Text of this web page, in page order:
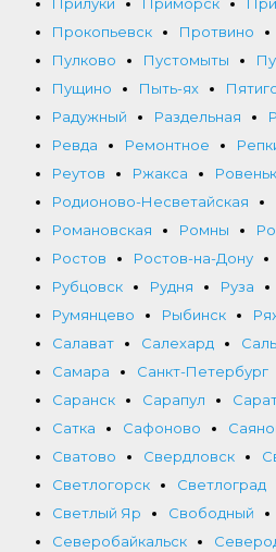
Прокопьевск
Протвино
Пулково
Пустомыты
Пущино
Пыть-ях
Радужный
Раздельная
Ревда
Ремонтное
Реутов
Ржакса
Родионово-Несветайская
Романовская
Ромны
Ростов
Ростов-на-Дону
Рубцовск
Рудня Руза
Румянцево
Рыбинск
Салават
Салехард
Самара
Санкт-Петербург
Саранск
Сарапул
Сатка
Сафоново
Сватово
Свердловск
Светлогорск
Светлоград
Светлый Яр
Свободный
Северобайкальск